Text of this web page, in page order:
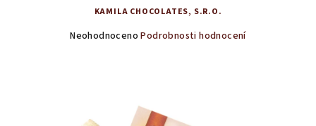
KAMILA CHOCOLATES, S.R.O.
Průměrné
Neohodnoceno Podrobnosti hodnocení